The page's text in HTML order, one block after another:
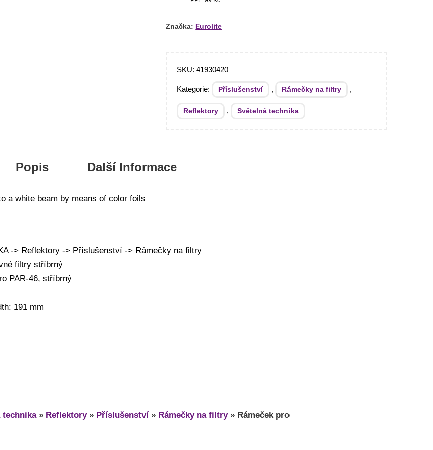
Značka: Eurolite
SKU:41930420
Kategorie: Příslušenství , Rámečky na filtry ,
Reflektory , Světelná technika
Popis Další Informace
a white beam by means of color foils
-> Reflektory -> Příslušenství -> Rámečky na filtry
filtry stříbrný
PAR-46, stříbrný
191 mm
technika» Reflektory» Příslušenství » Rámečky na filtry» Rámeček pro